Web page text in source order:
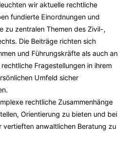
wir aktuelle rechtliche
fundierte Einordnungen und
zu zentralen Themen des Zivil-,
Die Beiträge richten sich
und Führungskräfte als auch an
Fragestellungen in ihrem
Umfeld sicher
rechtliche Zusammenhänge
Orientierung zu bieten und bei
vertieften anwaltlichen Beratung zu